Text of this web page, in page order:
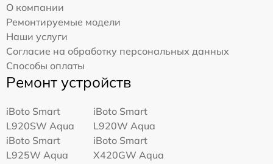
О компании
Ремонтируемые модели
Наши услуги
Согласие на обработку персональных данных
Способы оплаты
Ремонт устройств
iBoto Smart
L920SW Aqua
iBoto Smart
L920W Aqua
iBoto Smart
L925W Aqua
iBoto Smart
Х420GW Aqua